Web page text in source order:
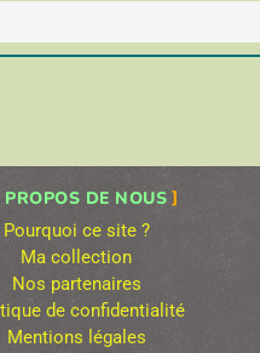
DE NOUS
Pourquoi ce site ?
Ma collection
Nos partenaires
de confidentialité
Mentions légales